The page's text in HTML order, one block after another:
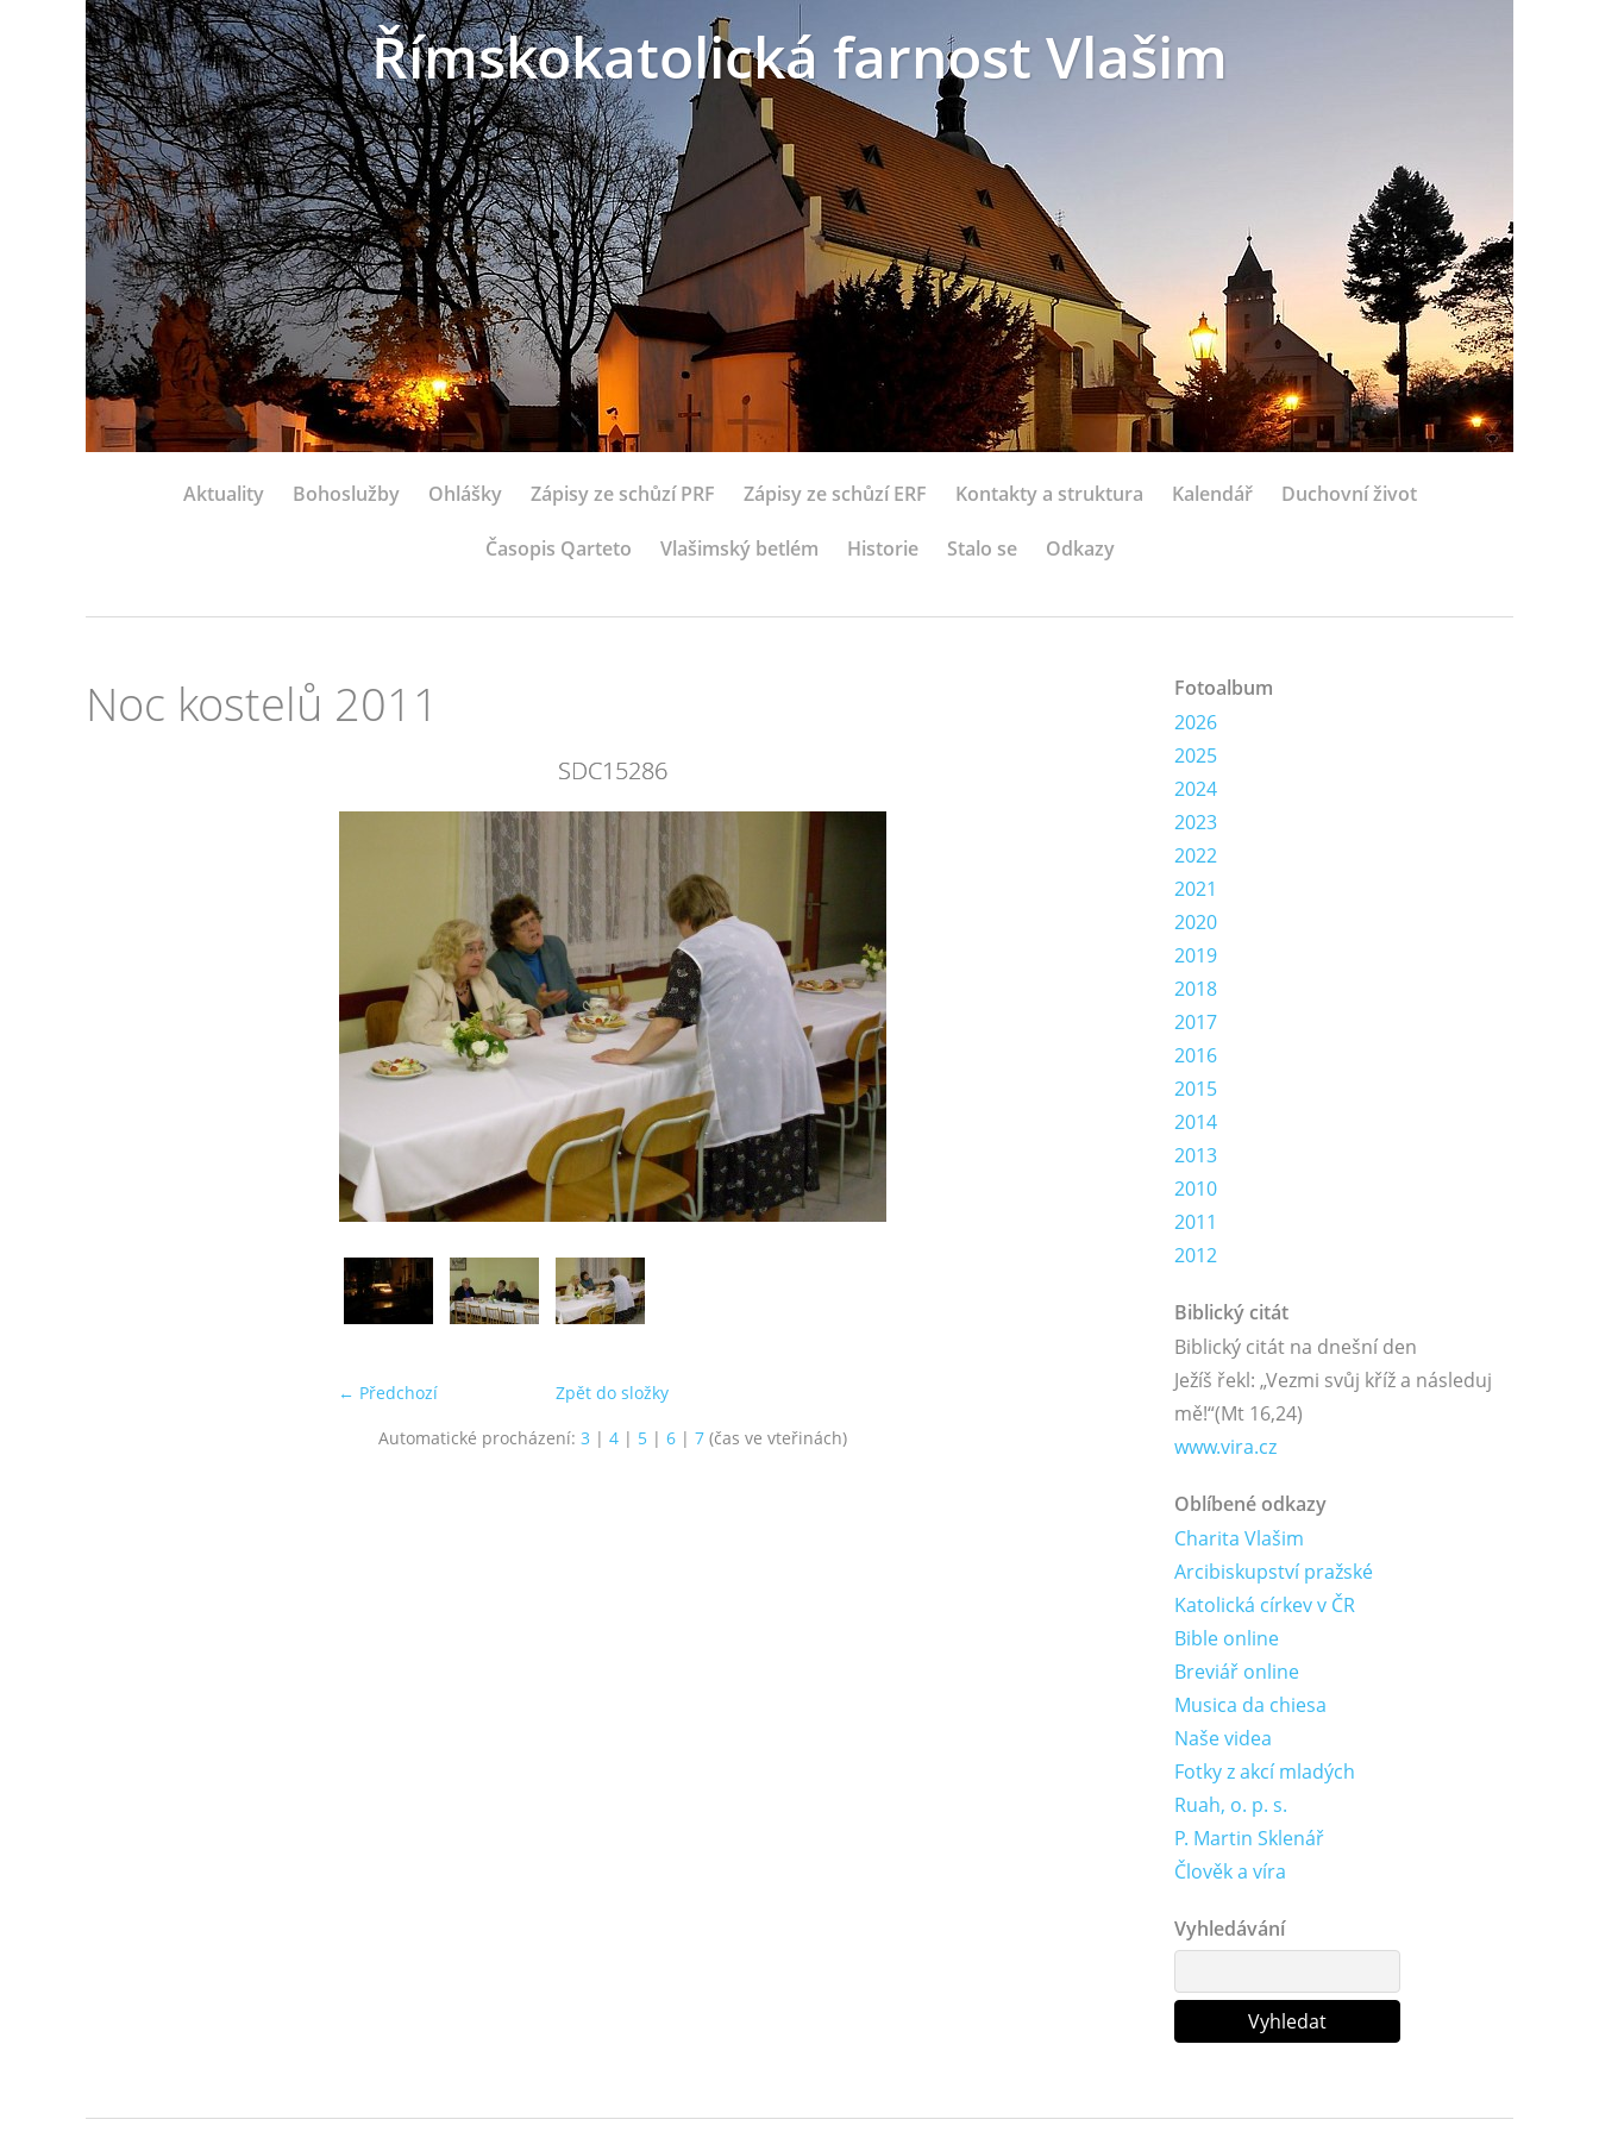
Římskokatolická farnost Vlašim
Aktuality Bohoslužby Ohlášky Zápisy ze schůzí PRF Zápisy ze schůzí ERF Kontakty a struktura Kalendář Duchovní život
Časopis Qarteto Vlašimský betlém Historie Stalo se Odkazy
Noc kostelů 2011
SDC15286
← Předchozí
Zpět do složky
Automatické procházení: 3 | 4| 5| 6| 7(čas ve vteřinách)
Fotoalbum
2026
2025
2024
2023
2022
2021
2020
2019
2018
2017
2016
2015
2014
2013
2010
2011
2012
Biblický citát
Biblický citát na dnešní den
Ježíš řekl: „Vezmi svůj kříž a následuj
mě!“(Mt 16,24)
www.vira.cz
Oblíbené odkazy
Charita Vlašim
Arcibiskupství pražské
Katolická církev v ČR
Bible online
Breviář online
Musica da chiesa
Naše videa
Fotky z akcí mladých
Ruah, o. p. s.
P. Martin Sklenář
Člověk a víra
Vyhledávání